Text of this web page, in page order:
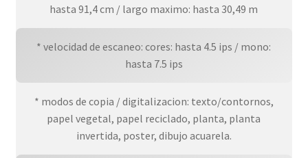
hasta 91,4 cm / largo maximo: hasta 30,49 m
* velocidad de escaneo: cores: hasta 4.5 ips / mono:
hasta 7.5 ips
* modos de copia / digitalizacion: texto/contornos,
papel vegetal, papel reciclado, planta, planta
invertida, poster, dibujo acuarela.